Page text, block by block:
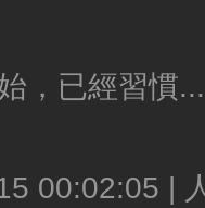
，已經習慣...
00:02:05 |